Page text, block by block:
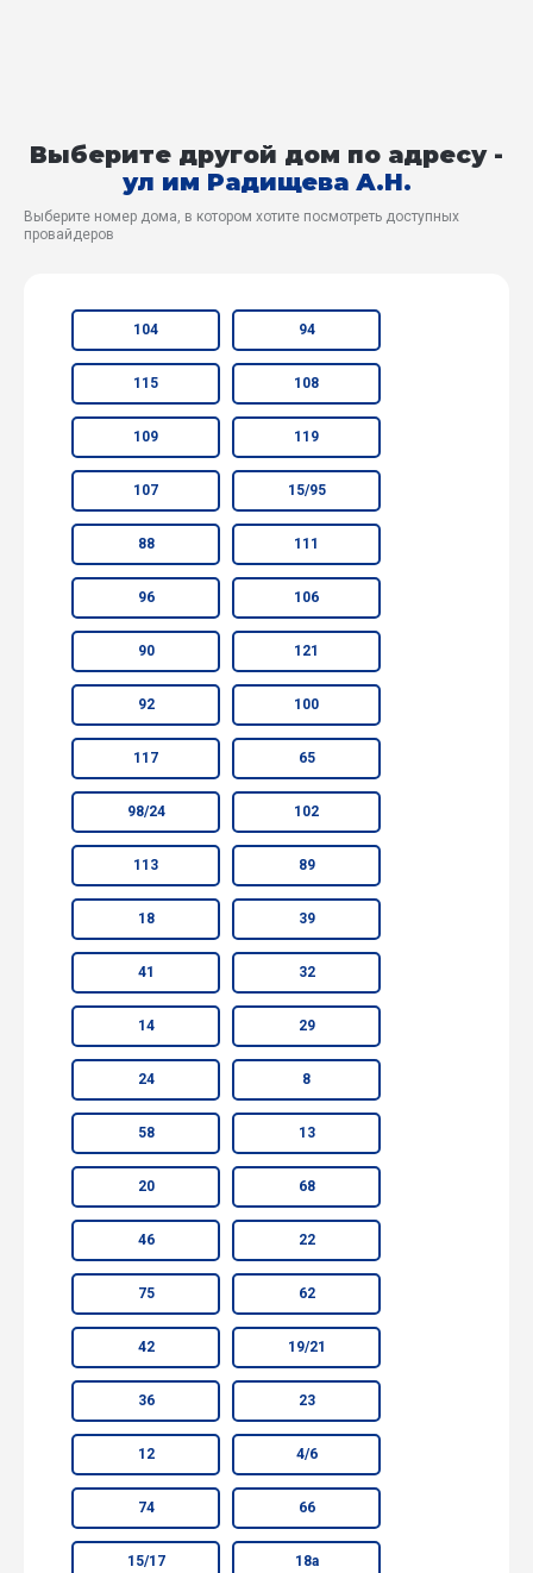
Выберите другой дом по адресу -
ул им Радищева А.Н.
Выберите номер дома, в котором хотите посмотреть доступных
провайдеров
104 94
115 108
109 119
107 15/95
88 111
96 106
90 121
92 100
117 65
98/24 102
113 89
18 39
41 32
14 29
24 8
58 13
20 68
46 22
75 62
42 19/21
36 23
12 4/6
74 66
15/17 18а